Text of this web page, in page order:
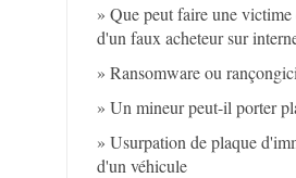
Que peut faire une victime
d'un faux acheteur sur
Ransomware ou
Un mineur peut-il porter
Usurpation de plaque
d'un véhicule